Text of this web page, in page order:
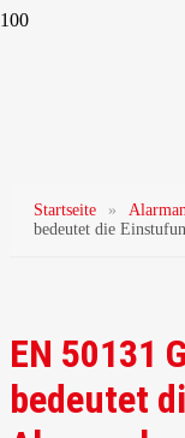
Startseite »
bedeutet die
EN 50131
bedeutet